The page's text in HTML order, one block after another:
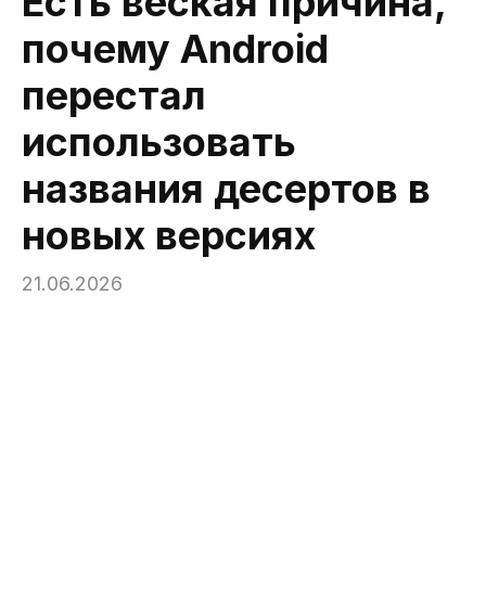
почему Android
перестал
использовать
названия десертов в
новых версиях
21.06.2026